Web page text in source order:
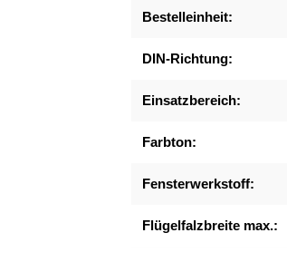
Bestelleinheit:
DIN-Richtung:
Einsatzbereich:
Farbton:
Fensterwerkstoff:
Flügelfalzbreite max.: